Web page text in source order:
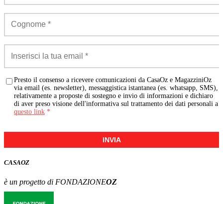
Presto il consenso a ricevere comunicazioni da CasaOz e MagazziniOz
via email (es. newsletter), messaggistica istantanea (es. whatsapp, SMS),
relativamente a proposte di sostegno e invio di informazioni e dichiaro
di aver preso visione dell'informativa sul trattamento dei dati personali a
questo link *
INVIA
CASAOZ
è un progetto di FONDAZIONEOZ